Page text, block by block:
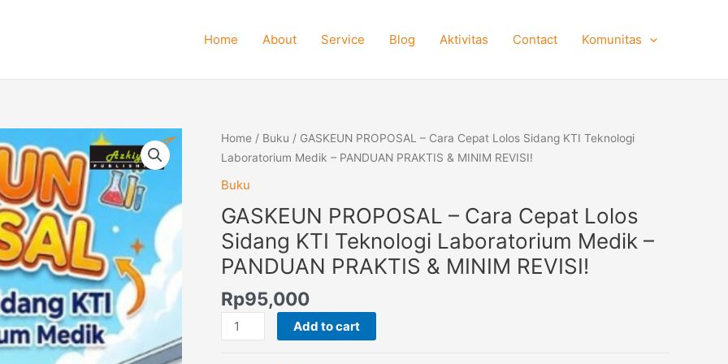
Home About Service Blog Aktivitas Contact Komunitas
Home / Buku / GASKEUN PROPOSAL – Cara Cepat Lolos Sidang KTI Teknologi
Laboratorium Medik – PANDUAN PRAKTIS & MINIM REVISI!
Buku
GASKEUN PROPOSAL – Cara Cepat Lolos
Sidang KTI Teknologi Laboratorium Medik –
PANDUAN PRAKTIS & MINIM REVISI!
Rp95,000
GASKEUN
PROPOSAL
Cepat
Lolos
Sidang
KTI
Teknologi
Laboratorium
Medik
Add to cart